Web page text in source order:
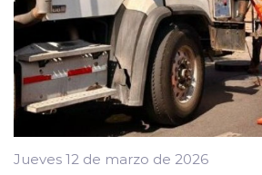
Jueves 12 de marzo de 2026